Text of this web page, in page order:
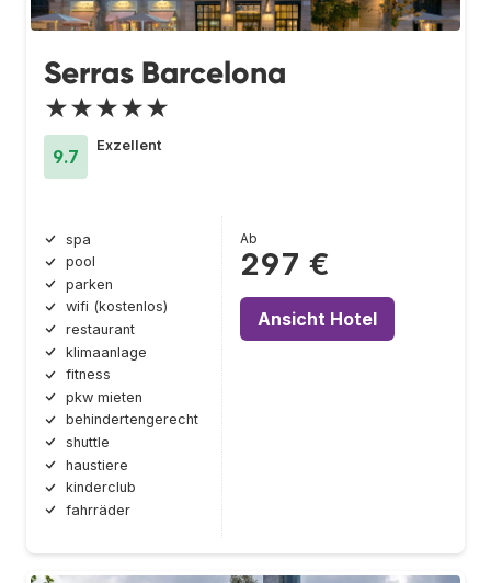
Serras Barcelona
★★★★★
9.7
Exzellent
spa
pool
parken
wifi (kostenlos)
restaurant
klimaanlage
fitness
pkw mieten
behindertengerecht
shuttle
haustiere
kinderclub
fahrräder
Ab
297 €
Ansicht Hotel